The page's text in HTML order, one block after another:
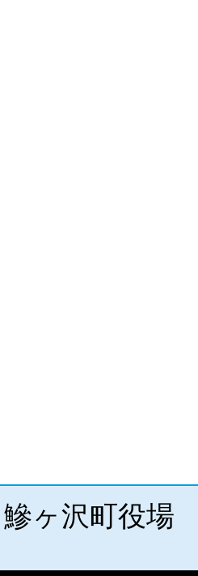
鰺ヶ沢町役場